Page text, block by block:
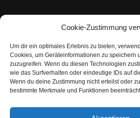
Cookie-Zustimmung
Um dir ein optimales Erlebnis zu bieten,
Cookies, um Geräteinformationen zu speichern
zuzugreifen. Wenn du diesen Technologien
wie das Surfverhalten oder eindeutige IDs auf
Wenn du deine Zustimmung nicht erteilst oder
bestimmte Merkmale und Funktionen
Impressum
Datenschutzerklärung
Nutzungsbedingungen |